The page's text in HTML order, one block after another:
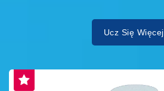
Ucz Się Więcej